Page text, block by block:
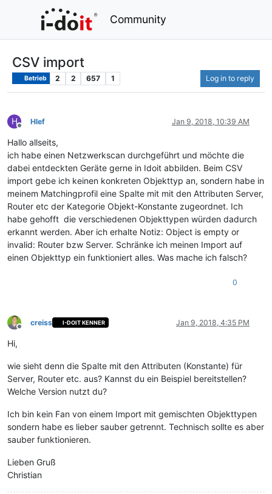
Community
CSV import
Betrieb 2 2 657 1 Log in to reply
H
Offline
Hlef Jan 9, 2018, 10:39 AM
Hallo allseits,
ich habe einen Netzwerkscan durchgeführt und möchte die
dabei entdeckten Geräte gerne in Idoit abbilden. Beim CSV
import gebe ich keinen konkreten Objekttyp an, sondern habe in
meinem Matchingprofil eine Spalte mit mit den Attributen Server,
Router etc der Kategorie Objekt-Konstante zugeordnet. Ich
habe gehofft die verschiedenen Objekttypen würden dadurch
erkannt werden. Aber ich erhalte Notiz: Object is empty or
invalid: Router bzw Server. Schränke ich meinen Import auf
einen Objekttyp ein funktioniert alles. Was mache ich falsch?
0
Offline
creiss I-DOIT KENNER Jan 9, 2018, 4:35 PM
Hi,
wie sieht denn die Spalte mit den Attributen (Konstante) für
Server, Router etc. aus? Kannst du ein Beispiel bereitstellen?
Welche Version nutzt du?
Ich bin kein Fan von einem Import mit gemischten Objekttypen
sondern habe es lieber sauber getrennt. Technisch sollte es aber
sauber funktionieren.
Lieben Gruß
Christian